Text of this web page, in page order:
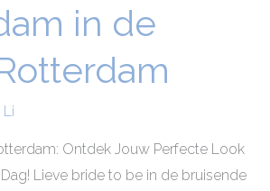
in de
Li
Ontdek Jouw Perfecte Look
Lieve bride to be in de bruisende